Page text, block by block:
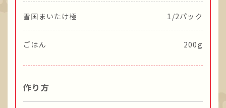
雪国まいたけ極 1/2パック
ごはん 200g
作り方